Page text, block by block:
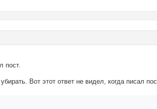
пост.
Вот этот ответ не видел, когда писал